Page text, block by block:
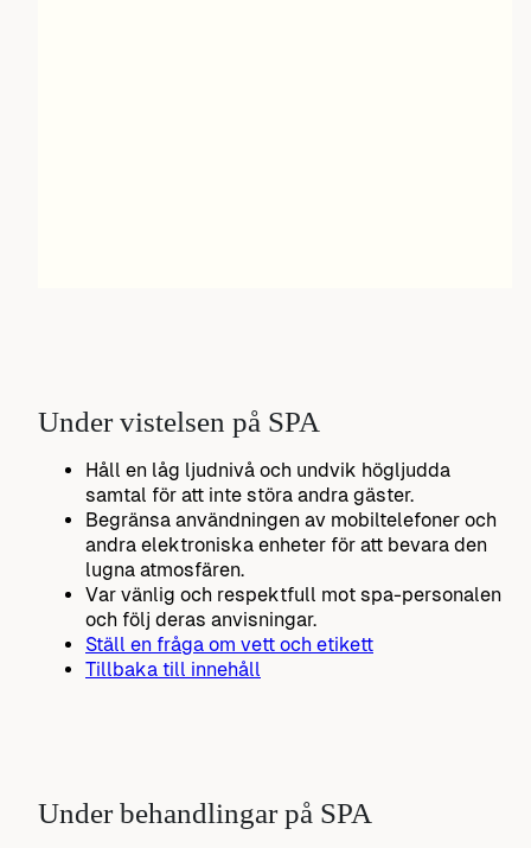
Under vistelsen på SPA
Håll en låg ljudnivå och undvik högljudda
samtal för att inte störa andra gäster.
Begränsa användningen av mobiltelefoner och
andra elektroniska enheter för att bevara den
lugna atmosfären.
Var vänlig och respektfull mot spa-personalen
och följ deras anvisningar.
Ställ en fråga om vett och etikett
Tillbaka till innehåll
Under behandlingar på SPA